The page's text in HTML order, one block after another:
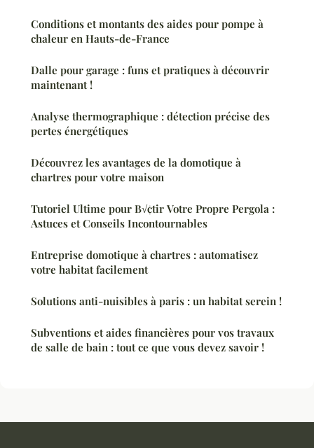
Conditions et montants des aides pour pompe à
chaleur en Hauts-de-France
Dalle pour garage : funs et pratiques à découvrir
maintenant !
Analyse thermographique : détection précise des
pertes énergétiques
Découvrez les avantages de la domotique à
chartres pour votre maison
Tutoriel Ultime pour B√¢tir Votre Propre Pergola :
Astuces et Conseils Incontournables
Entreprise domotique à chartres : automatisez
votre habitat facilement
Solutions anti-nuisibles à paris : un habitat serein !
Subventions et aides financières pour vos travaux
de salle de bain : tout ce que vous devez savoir !